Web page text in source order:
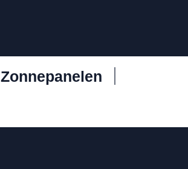
Zonnepanelen